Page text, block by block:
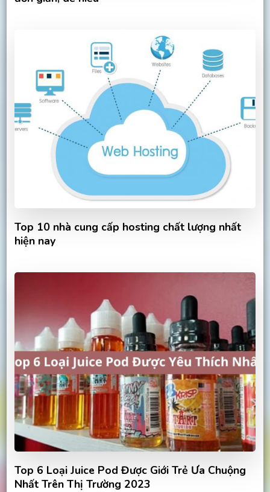
Top 10 nhà cung cấp hosting chất lượng nhất
hiện nay
Top 6 Loại Juice Pod Được Giới Trẻ Ưa Chuộng
Nhất Trên Thị Trường 2023